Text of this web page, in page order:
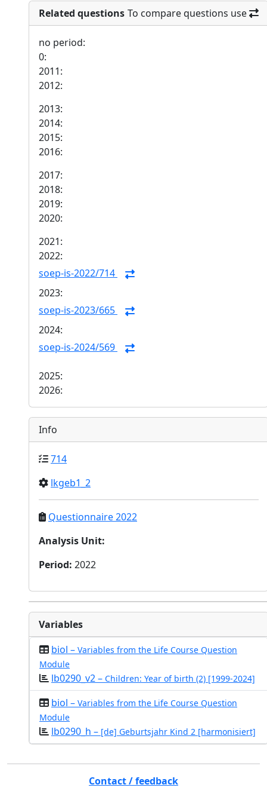
Related questions To compare questions use
no period:
0:
2011:
2012:
2013:
2014:
2015:
2016:
2017:
2018:
2019:
2020:
2021:
2022:
soep-is-2022/714
2023:
soep-is-2023/665
2024:
soep-is-2024/569
2025:
2026:
Info
714
lkgeb1_2
Questionnaire 2022
Analysis Unit:
Period: 2022
Variables
biol – Variables from the Life Course Question
Module
lb0290_v2 – Children: Year of birth (2) [1999-2024]
biol – Variables from the Life Course Question
Module
lb0290_h – [de] Geburtsjahr Kind 2 [harmonisiert]
Contact / feedback